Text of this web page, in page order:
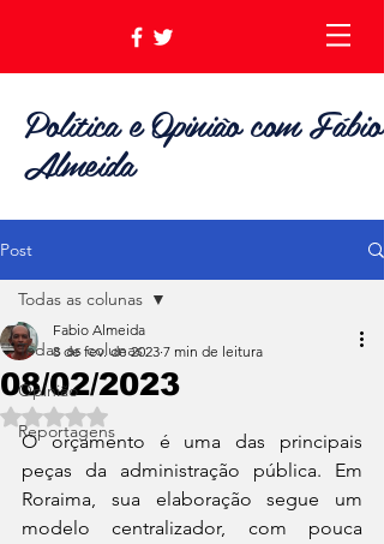
Política e Opinião com Fábio
Almeida
Post
Todas as colunas
Opinião
Reportagens
Todas as colunas
08/02/2023
Fabio Almeida
8 de fev. de 2023 7 min de leitura
Avaliado com NaN de 5 estrelas.
O orçamento é uma das principais
peças da administração pública. Em
Roraima, sua elaboração segue um
modelo centralizador, com pouca